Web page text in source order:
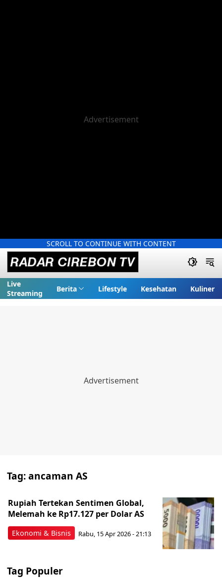
SCROLL TO CONTINUE WITH CONTENT
Live
Streaming
Berita Lifestyle Kesehatan Kuliner
Tag:ancaman AS
Ekonomi & Bisnis
Rupiah Tertekan Sentimen Global,
Melemah ke Rp17.127 per Dolar AS
Rabu, 15 Apr 2026 - 21:13
Tag Populer